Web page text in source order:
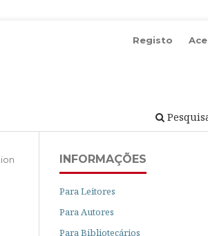
Registo
INFORMAÇÕES
Para Leitores
Para Autores
Para Bibliotecários